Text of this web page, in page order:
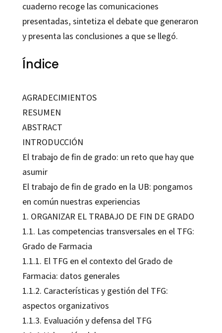
cuaderno recoge las comunicaciones
presentadas, sintetiza el debate que generaron
y presenta las conclusiones a que se llegó.
Índice
AGRADECIMIENTOS
RESUMEN
ABSTRACT
INTRODUCCIÓN
El trabajo de fin de grado: un reto que hay que
asumir
El trabajo de fin de grado en la UB: pongamos
en común nuestras experiencias
1. ORGANIZAR EL TRABAJO DE FIN DE GRADO
1.1. Las competencias transversales en el TFG:
Grado de Farmacia
1.1.1. El TFG en el contexto del Grado de
Farmacia: datos generales
1.1.2. Características y gestión del TFG:
aspectos organizativos
1.1.3. Evaluación y defensa del TFG